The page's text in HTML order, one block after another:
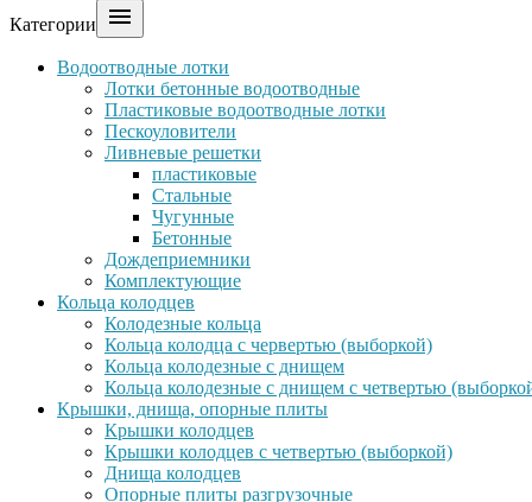
Категории 
Водоотводные лотки
Лотки бетонные водоотводные
Пластиковые водоотводные лотки
Пескоуловители
Ливневые решетки
пластиковые
Стальные
Чугунные
Бетонные
Дождеприемники
Комплектующие
Кольца колодцев
Колодезные кольца
Кольца колодца с червертью (выборкой)
Кольца колодезные с днищем
Кольца колодезные с днищем с четвертью
Крышки, днища, опорные плиты
Крышки колодцев
Крышки колодцев с четвертью (выборкой)
Днища колодцев
Опорные плиты разгрузочные